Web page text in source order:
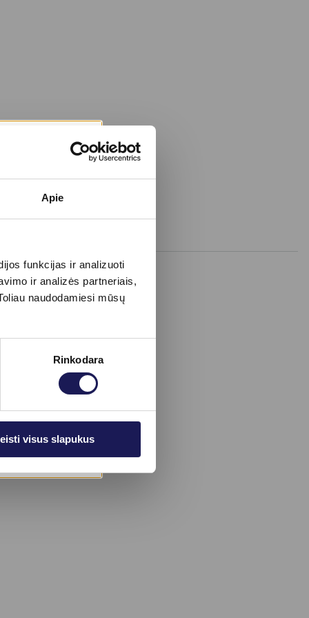
Apie
funkcijas ir analizuoti
ir analizės partneriais,
naudodamiesi mūsų
Rinkodara
visus slapukus